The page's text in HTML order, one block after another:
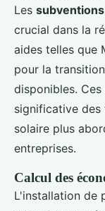
Les
crucial dans la
aides telles que
pour la
disponibles.
significative
solaire plus
entreprises.
Calcul des
L'installation de